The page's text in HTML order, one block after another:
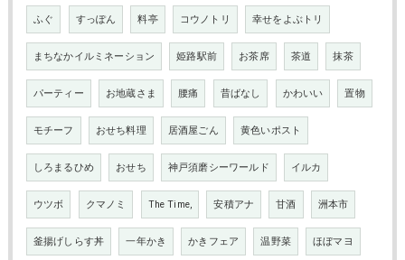
ふぐ すっぽん 料亭 コウノトリ 幸せをよぶトリ
まちなかイルミネーション 姫路駅前 お茶席 茶道 抹茶
パーティー お地蔵さま 腰痛 昔ばなし かわいい 置物
モチーフ おせち料理 居酒屋ごん 黄色いポスト
しろまるひめ おせち 神戸須磨シーワールド イルカ
ウツボ クマノミ The Time, 安積アナ 甘酒 洲本市
釜揚げしらす丼 一年かき かきフェア 温野菜 ほぼマヨ